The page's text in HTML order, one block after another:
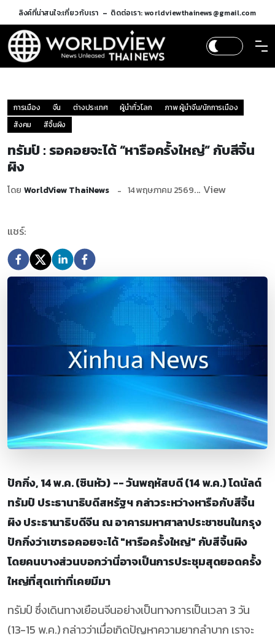
ลิงค์ที่น่าสนใจ:เกี่ยวกับเรา ติดต่อเรา: worldviewthainews@gmail.com
การเมือง จีน ต่างประเทศ ผู้นำทั่วโลก
ภาพ ผู้นำจีน/นักการเมือง
สังคม
สีจิ้นผิง
ทรัมป์ : รอคอยจะได้ “หารือครั้งใหญ่” กับสีจิ้น
ผิง
โดย WorldView ThaiNews 14 พฤษภาคม 2569... View
แชร์:
ปักกิ่ง, 14 พ.ค. (ซินหัว) -- วันพฤหัสบดี (14 พ.ค.) โดนัลด์
ทรัมป์ ประธานาธิบดีสหรัฐฯ กล่าวระหว่างหารือกับสีจิ้น
ผิง ประธานาธิบดีจีน ณ อาคารมหาศาลาประชาชนในกรุง
ปักกิ่งว่าเขารอคอยจะได้ "หารือครั้งใหญ่" กับสีจิ้นผิง
โดยคนบางส่วนบอกว่านี่อาจเป็นการประชุมสุดยอดครั้ง
ใหญ่ที่สุดเท่าที่เคยมีมา
ทรัมป์ ซึ่งเดินทางเยือนจีนอย่างเป็นทางการเป็นเวลา 3 วัน
(13-15 พ.ค.) กล่าวว่าเมื่อเกิดปัญหาความยากลำบาก เราจะ